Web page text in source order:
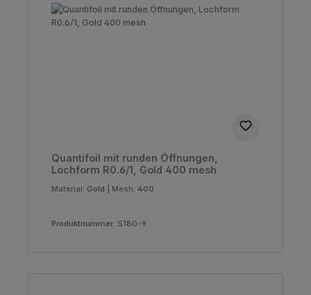
Quantifoil mit runden Öffnungen,
Lochform R0.6/1, Gold 400 mesh
Material: Gold Mesh: 400
Produktnummer: S180-9